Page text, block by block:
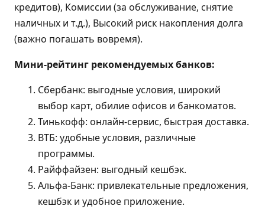
кредитов), Комиссии (за обслуживание, снятие
наличных и т.д.), Высокий риск накопления долга
(важно погашать вовремя).
Мини-рейтинг рекомендуемых банков:
Сбербанк: выгодные условия, широкий
выбор карт, обилие офисов и банкоматов.
Тинькофф: онлайн-сервис, быстрая доставка.
ВТБ: удобные условия, различные
программы.
Райффайзен: выгодный кешбэк.
Альфа-Банк: привлекательные предложения,
кешбэк и удобное приложение.